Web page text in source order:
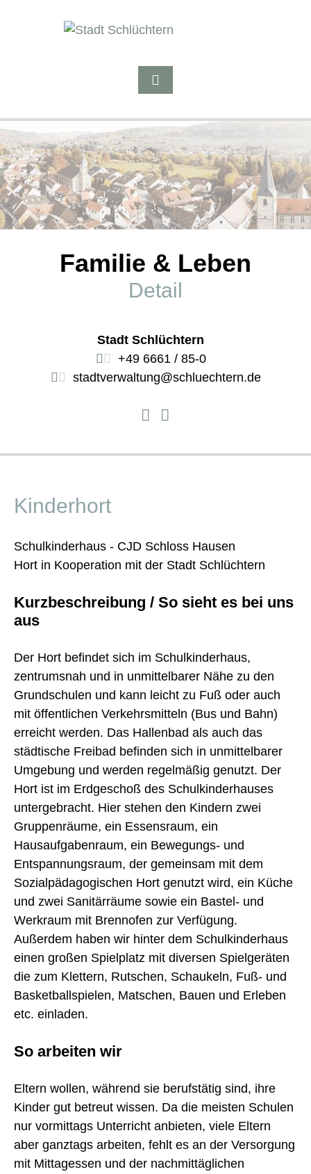
Familie & Leben
Detail
Stadt Schlüchtern
+49 6661 / 85-0
stadtverwaltung@schluechtern.de
Kinderhort
Schulkinderhaus - CJD Schloss Hausen
Hort in Kooperation mit der Stadt Schlüchtern
Kurzbeschreibung / So sieht es bei uns
aus
Der Hort befindet sich im Schulkinderhaus,
zentrumsnah und in unmittelbarer Nähe zu den
Grundschulen und kann leicht zu Fuß oder auch
mit öffentlichen Verkehrsmitteln (Bus und Bahn)
erreicht werden. Das Hallenbad als auch das
städtische Freibad befinden sich in unmittelbarer
Umgebung und werden regelmäßig genutzt. Der
Hort ist im Erdgeschoß des Schulkinderhauses
untergebracht. Hier stehen den Kindern zwei
Gruppenräume, ein Essensraum, ein
Hausaufgabenraum, ein Bewegungs- und
Entspannungsraum, der gemeinsam mit dem
Sozialpädagogischen Hort genutzt wird, ein Küche
und zwei Sanitärräume sowie ein Bastel- und
Werkraum mit Brennofen zur Verfügung.
Außerdem haben wir hinter dem Schulkinderhaus
einen großen Spielplatz mit diversen Spielgeräten
die zum Klettern, Rutschen, Schaukeln, Fuß- und
Basketballspielen, Matschen, Bauen und Erleben
etc. einladen.
So arbeiten wir
Eltern wollen, während sie berufstätig sind, ihre
Kinder gut betreut wissen. Da die meisten Schulen
nur vormittags Unterricht anbieten, viele Eltern
aber ganztags arbeiten, fehlt es an der Versorgung
mit Mittagessen und der nachmittäglichen